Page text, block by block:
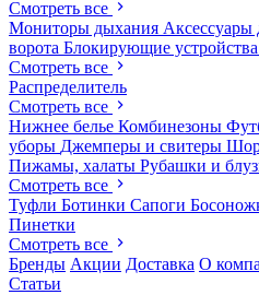
Смотреть все
Мониторы дыхания Аксессуары
ворота Блокирующие устройства
Смотреть все
Распределитель
Смотреть все
Нижнее белье Комбинезоны
уборы Джемперы и свитеры
Пижамы, халаты Рубашки и
Смотреть все
Туфли Ботинки Сапоги
Пинетки
Смотреть все
Бренды Акции Доставка О
Статьи